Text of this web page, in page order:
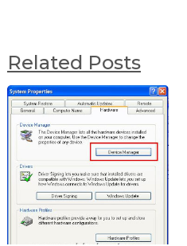
Related Posts